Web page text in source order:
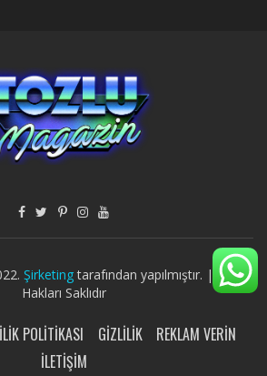
Şirketingtarafından yapılmıştır. | Tüm
Hakları Saklıdır
POLITIKASI GIZLILIK
REKLAM VERIN
İLETIŞIM